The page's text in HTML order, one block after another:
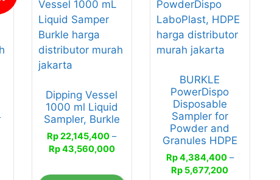
Dipping Vessel
1000 ml Liquid
Sampler, Burkle
Rp22,145,400 –
Rp43,560,000Rentang
Rp 22,145,400
ini
memiliki
beberapa
varian.
Pilihan
dapat
diambil
di
halaman
produk
BURKLE
PowerDispo
Disposable
Sampler for
Powder and
Granules HDPE
Rp4,384,400 –
Rp 5,677,200Rentang
ini
memiliki
beberapa
varian.
dapat
diambil
halaman
produk